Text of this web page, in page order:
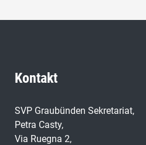
Kontakt
SVP Graubünden Sekretariat,
Petra Casty,
Via Ruegna 2,